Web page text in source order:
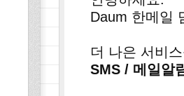
Daum 한메일
더 나은 서비
SMS / 메일알